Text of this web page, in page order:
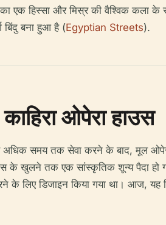
एक हिस्सा और मिस्र की वैश्विक कला के
बिंदु बना हुआ है (Egyptian Streets).
ओपेरा हाउस
समय तक सेवा करने के बाद, मूल
खुलने तक एक सांस्कृतिक शून्य पैदा हो
के लिए डिजाइन किया गया था। आज,